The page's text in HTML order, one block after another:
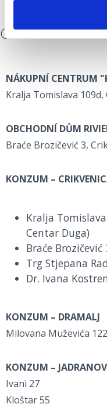
OBCHODY A
NÁKUPNÍ CENTRUM
Kralja Tomislava 109d,
OBCHODNÍ DŮM
Braće Brozičević 3,
KONZUM –
Kralja
Centar Duga)
Braće
Trg Stjepana
Dr. Ivana
KONZUM – DRAMALJ
Milovana Muževića 122
KONZUM –
Ivani 27
Kloštar 55